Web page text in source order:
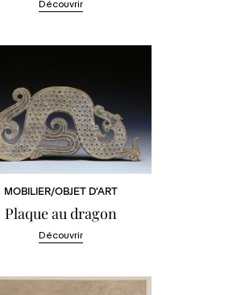
Découvrir
MOBILIER/OBJET D'ART
Plaque au dragon
Découvrir